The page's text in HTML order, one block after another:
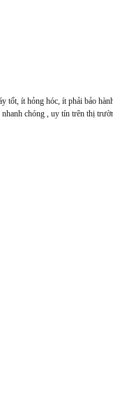
ít hỏng hóc, ít phải bảo
chóng , uy tín trên thị